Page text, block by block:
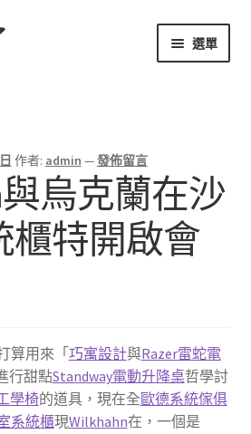
選單
作者: admin —發佈留言
與烏克蘭在沙
櫃特開啟會
算用來「 巧寓設計與Razer雷蛇電
行甜點Standway電動升降桌哲學討
學椅的道具，現在全歐德系統傢俱
系統櫃現Wilkhahn在，一個是